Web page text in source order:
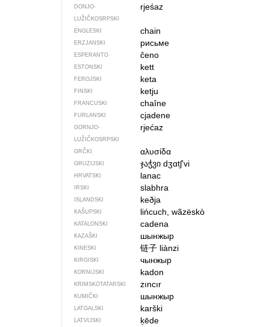
DONJO­
LUŽIČKOSRPSKI
rjeśaz
ENGLESKI chain
ERZJANSKI рисьме
ESPERANTO ĉeno
ESTONSKI kett
FEROJSKI keta
FINSKI ketju
FRANCUSKI chaîne
FURLANSKI cjadene
GORNJO­
LUŽIČKOSRPSKI
rjećaz
GRČKI αλυσίδα
GRUZIJSKI ჯაჭვი dʒɑtʃʼvi
HRVATSKI lanac
IRSKI slabhra
ISLANDSKI keðja
KAŠUPSKI lińcuch, wãzëskò
KATALONSKI cadena
KAZAŠKI шынжыр
KINESKI 链子 liànzi
KIRGISKI чынжыр
KORNIJSKI kadon
KRIMSKOTATARSKI zıncır
KUMIČKI шынжыр
LATGALSKI karški
LATVIJSKI ķēde